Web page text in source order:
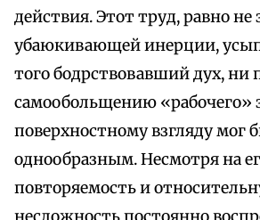
действия. Этот труд, равно
убаюкивающей инерции,
того бодрствовавший дух, ни
самообольщению «рабочего»
поверхностному взгляду мог
однообразным. Несмотря на
повторяемость и